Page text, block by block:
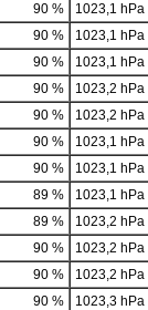
90 % 1023,1 hPa
90 % 1023,1 hPa
90 % 1023,1 hPa
90 % 1023,2 hPa
90 % 1023,2 hPa
90 % 1023,1 hPa
90 % 1023,1 hPa
89 % 1023,1 hPa
89 % 1023,2 hPa
90 % 1023,2 hPa
90 % 1023,2 hPa
90 % 1023,3 hPa